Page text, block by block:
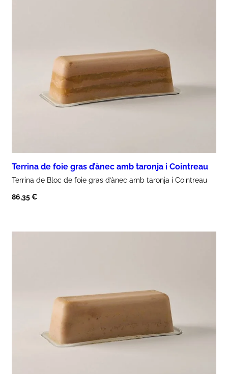
Terrina de foie gras d’ànec amb taronja i Cointreau
Terrina de Bloc de foie gras d’ànec amb taronja i Cointreau
86,35€